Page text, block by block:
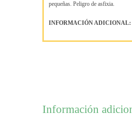
pequeñas. Peligro de asfixia.
INFORMACIÓN ADICIONAL:
Información